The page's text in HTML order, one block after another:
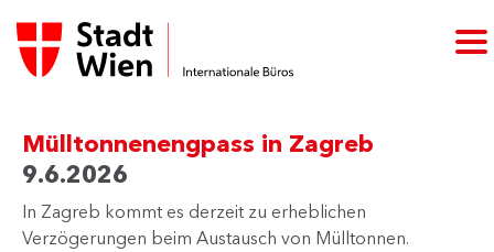
Mülltonnenengpass in Zagreb
9.6.2026
In Zagreb kommt es derzeit zu erheblichen
Verzögerungen beim Austausch von Mülltonnen.